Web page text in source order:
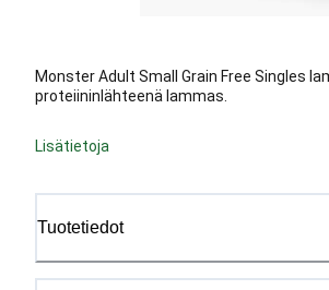
Monster Adult Small Grain Free Singles
proteiininlähteenä lammas.
Lisätietoja
Tuotetiedot